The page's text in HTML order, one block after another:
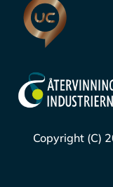
Copyright (C)